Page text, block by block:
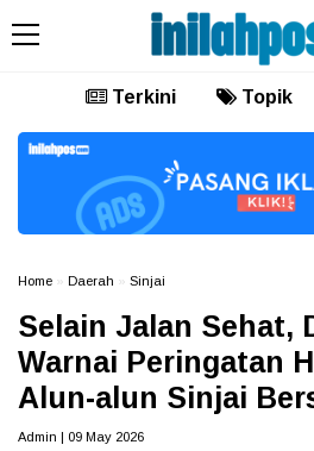
Terkini Topik
Home Daerah Sinjai
Selain Jalan Sehat,
Warnai Peringatan
Alun-alun Sinjai
Admin | 09 May 2026